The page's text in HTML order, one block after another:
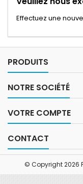
Effectuez une
PRODUITS
NOTRE SOCIÉTÉ
VOTRE COMPTE
CONTACT
© Copyright 2026